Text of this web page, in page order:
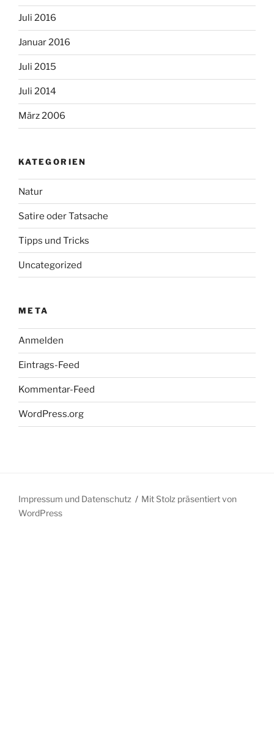
Juli 2016
Januar 2016
Juli 2015
Juli 2014
März 2006
KATEGORIEN
Natur
Satire oder Tatsache
Tipps und Tricks
Uncategorized
META
Anmelden
Eintrags-Feed
Kommentar-Feed
WordPress.org
Impressum und Datenschutz
Mit Stolz präsentiert von
WordPress